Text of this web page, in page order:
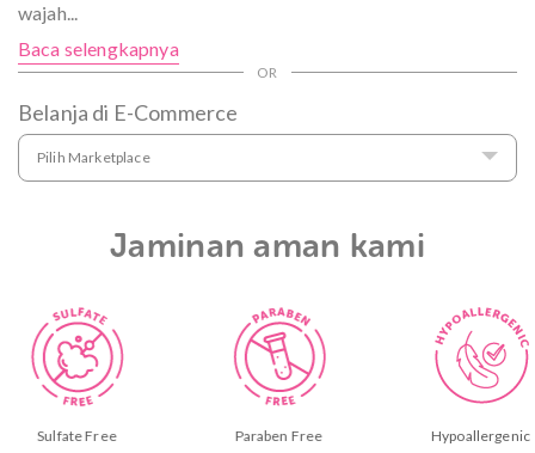
wajah...
Baca selengkapnya
Belanja di E-Commerce
Pilih Marketplace
Jaminan aman kami
Hypoallergenic